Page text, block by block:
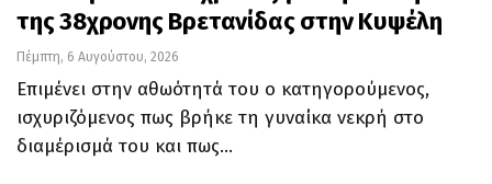
της 38χρονης Βρετανίδας στην Κυψέλη
Πέμπτη, 6 Αυγούστου, 2026
Επιμένει στην αθωότητά του ο κατηγορούμενος,
ισχυριζόμενος πως βρήκε τη γυναίκα νεκρή στο
διαμέρισμά του και πως…